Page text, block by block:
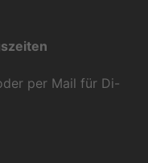
per Mail für Di-